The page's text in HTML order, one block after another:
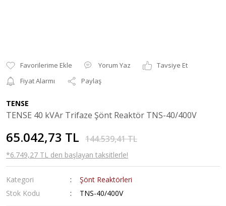
Yorum Yaz
Tavsiye Et
Fiyat Alarmı
Paylaş
TENSE
TENSE 40 kVAr Trifaze Şönt Reaktör TNS-40/400V
65.042,73 TL 144.539,41 TL
*6.749,27 TL den başlayan taksitlerle!
Kategori
Şönt Reaktörleri
Stok Kodu
TNS-40/400V